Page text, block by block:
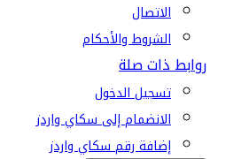
الاتصال
الشروط والأحكام
روابط ذات صلة
تسجيل الدخول
الانضمام إلى سكاي واردز
إضافة رقم سكاي واردز